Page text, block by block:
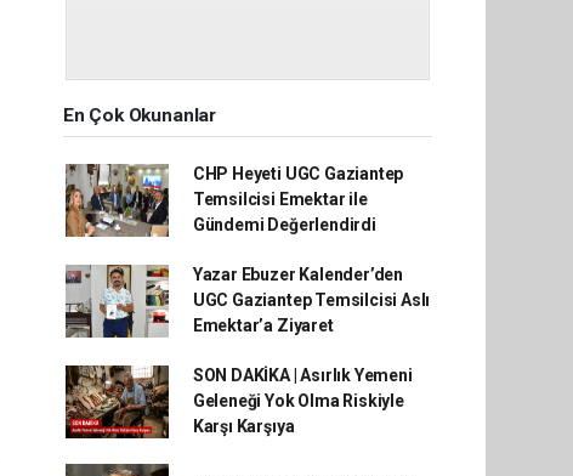
En Çok Okunanlar
CHP Heyeti UGC Gaziantep
Temsilcisi Emektar ile
Gündemi Değerlendirdi
Yazar Ebuzer Kalender’den
UGC Gaziantep Temsilcisi Aslı
Emektar’a Ziyaret
SON DAKİKA | Asırlık Yemeni
Geleneği Yok Olma Riskiyle
Karşı Karşıya